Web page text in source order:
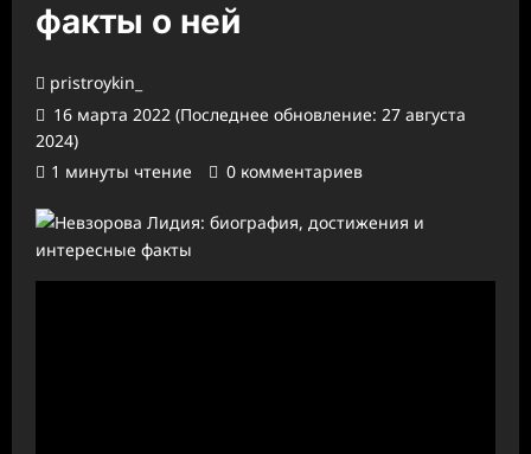
факты о ней
pristroykin_
16 марта 2022 (Последнее обновление: 27 августа
2024)
1 минуты чтение
0 комментариев